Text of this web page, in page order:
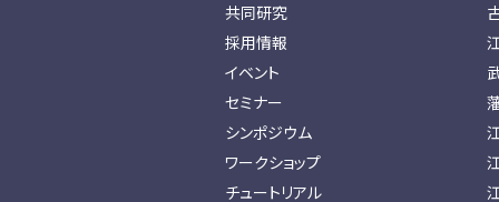
共同研究
採用情報
イベント
セミナー
シンポジウム
ワークショップ
チュートリアル